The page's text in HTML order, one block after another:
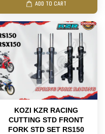
ADD TO CART
KOZI KZR RACING
CUTTING STD FRONT
FORK STD SET RS150